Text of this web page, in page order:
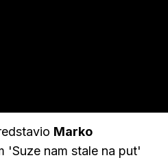
Marko
'Suze nam stale na put'